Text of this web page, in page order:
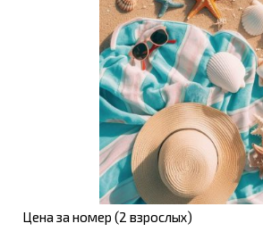
Цена за номер (2 взрослых)